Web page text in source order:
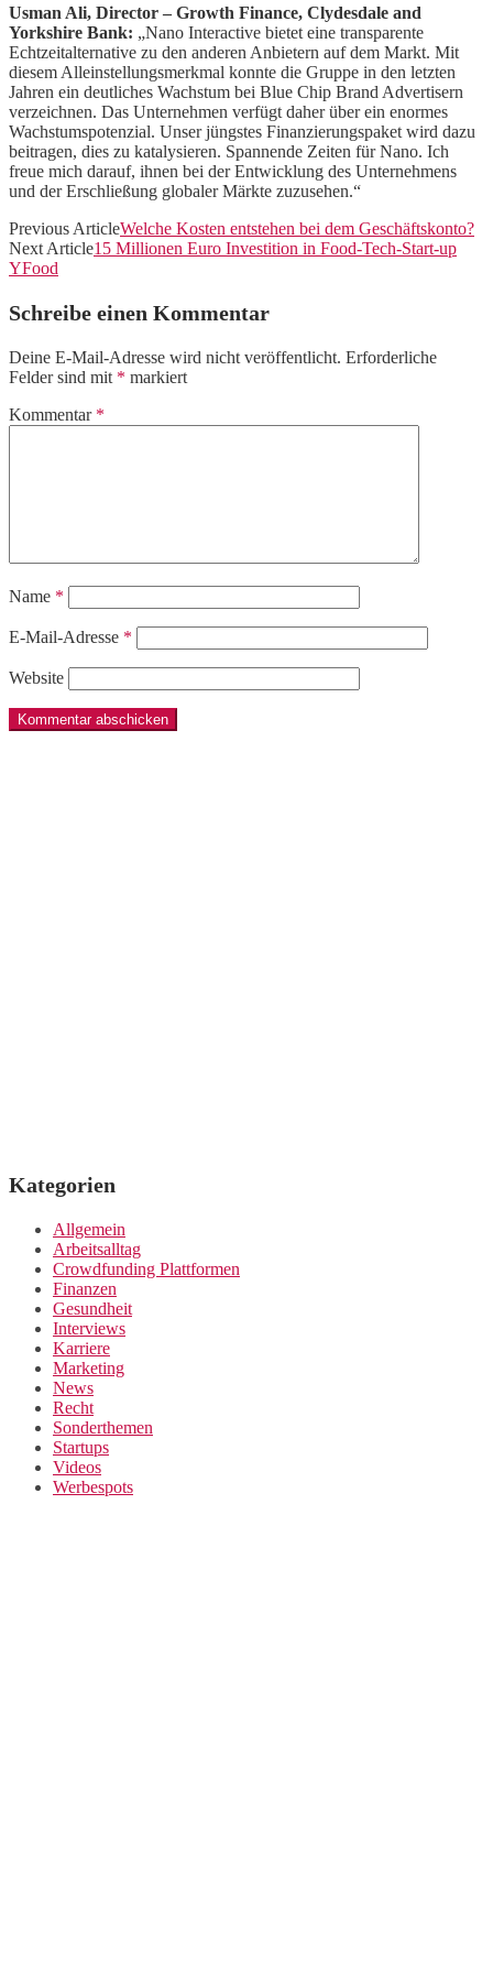
Usman Ali, Director – Growth Finance, Clydesdale and
Yorkshire Bank: „Nano Interactive bietet eine transparente
Echtzeitalternative zu den anderen Anbietern auf dem Markt. Mit
diesem Alleinstellungsmerkmal konnte die Gruppe in den letzten
Jahren ein deutliches Wachstum bei Blue Chip Brand Advertisern
verzeichnen. Das Unternehmen verfügt daher über ein enormes
Wachstumspotenzial. Unser jüngstes Finanzierungspaket wird dazu
beitragen, dies zu katalysieren. Spannende Zeiten für Nano. Ich
freue mich darauf, ihnen bei der Entwicklung des Unternehmens
und der Erschließung globaler Märkte zuzusehen.“
Previous ArticleWelche Kosten entstehen bei dem Geschäftskonto?
Next Article15 Millionen Euro Investition in Food-Tech-Start-up
YFood
Schreibe einen Kommentar
Deine E-Mail-Adresse wird nicht veröffentlicht. Erforderliche
Felder sind mit * markiert
Kommentar *
Name *
E-Mail-Adresse *
Website
Kategorien
Allgemein
Arbeitsalltag
Crowdfunding Plattformen
Finanzen
Gesundheit
Interviews
Karriere
Marketing
News
Recht
Sonderthemen
Startups
Videos
Werbespots